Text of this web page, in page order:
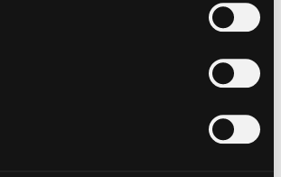
necessari alla navigazione. Per
prendere visione dell’informativa
cliccando qui.